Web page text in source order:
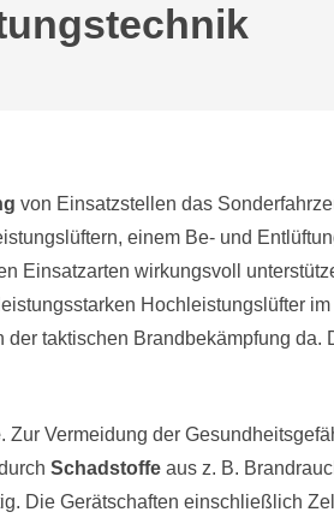
von Einsatzstellen das
einem Be- und
Einsatzarten wirkungsvoll
Hochleistungslüfter
taktischen Brandbekämpfung da.
. Zur Vermeidung der
Schadstoffe aus z. B.
Die Gerätschaften einschließlich